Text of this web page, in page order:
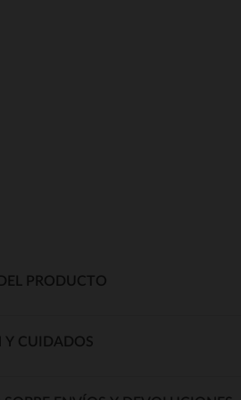
PRODUCTO
Y CUIDADOS